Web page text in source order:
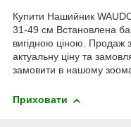
Купити Нашийник
31-49 см Встановлена
вигідною ціною. Продаж
актуальну ціну та
замовити в нашому
Приховати